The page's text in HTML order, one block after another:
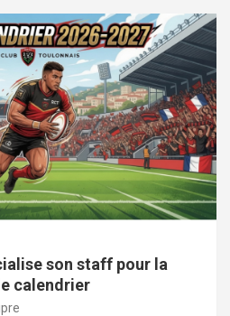
son staff pour la
calendrier